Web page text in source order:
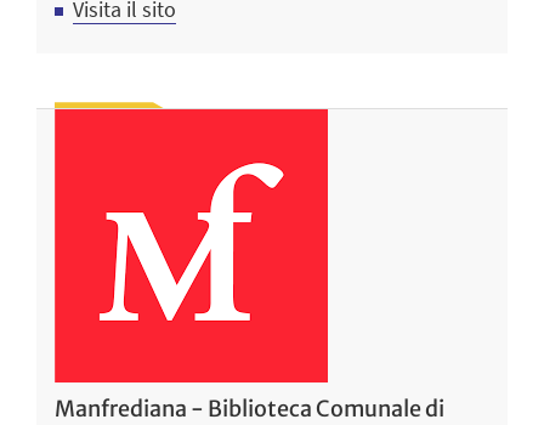
Visita il sito
Manfrediana - Biblioteca Comunale di